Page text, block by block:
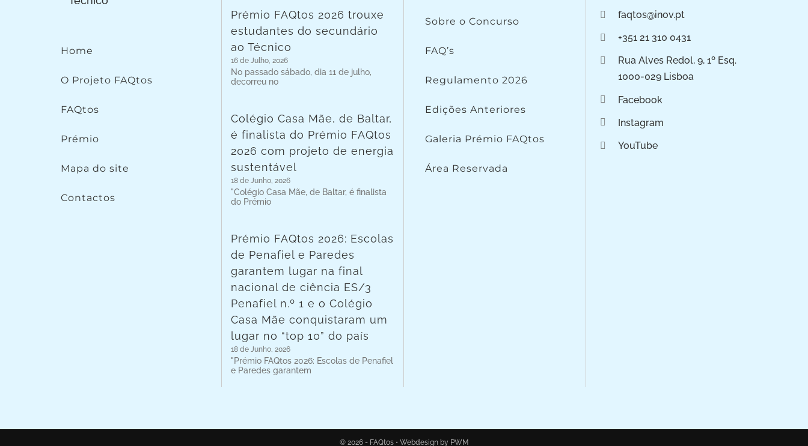
Home
O Projeto FAQtos
FAQtos
Prémio
Mapa do site
Contactos
Prémio FAQtos 2026 trouxe
estudantes do secundário
ao Técnico
16 de Julho, 2026
No passado sábado, dia 11 de julho,
decorreu no
Colégio Casa Mãe, de Baltar,
é finalista do Prémio FAQtos
2026 com projeto de energia
sustentável
18 de Junho, 2026
"Colégio Casa Mãe, de Baltar, é finalista
do Prémio
Prémio FAQtos 2026: Escolas
de Penafiel e Paredes
garantem lugar na final
nacional de ciência ES/3
Penafiel n.º 1 e o Colégio
Casa Mãe conquistaram um
lugar no “top 10” do país
18 de Junho, 2026
"Prémio FAQtos 2026: Escolas de Penafiel
e Paredes garantem
Sobre o Concurso
FAQ’s
Regulamento 2026
Edições Anteriores
Galeria Prémio FAQtos
Área Reservada
faqtos@inov.pt
+351 21 310 0431
Rua Alves Redol, 9, 1º Esq.
1000-029 Lisboa
Facebook
Instagram
YouTube
© 2026 - FAQtos • Webdesign by PWM